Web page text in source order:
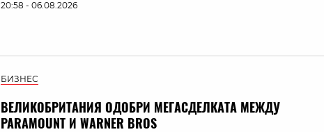
20:58 - 06.08.2026
БИЗНЕС
ВЕЛИКОБРИТАНИЯ ОДОБРИ МЕГАСДЕЛКАТА МЕЖДУ
PARAMOUNT И WARNER BROS